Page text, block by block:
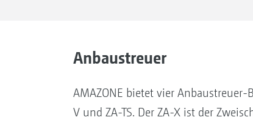
Anbaustreuer
AMAZONE bietet vier Anbaustreuer-
V und ZA-TS. Der ZA-X ist der